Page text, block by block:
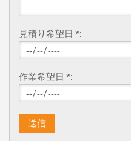
見積り希望日 *:
作業希望日 *: